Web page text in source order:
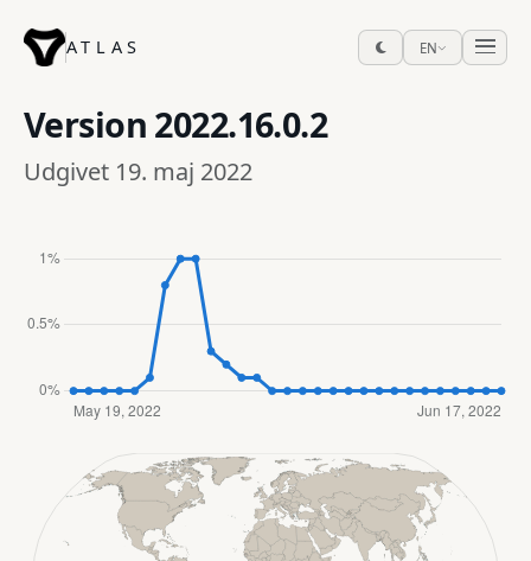
ATLAS EN
Version 2022.16.0.2
Udgivet 19. maj 2022